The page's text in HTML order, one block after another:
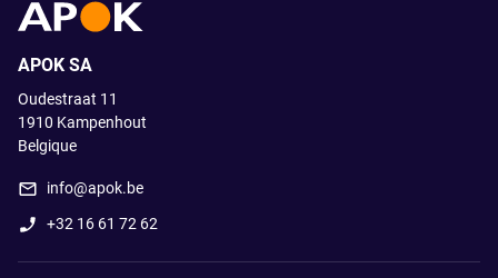
APOK SA
Oudestraat 11
1910 Kampenhout
Belgique
info@apok.be
+32 16 61 72 62